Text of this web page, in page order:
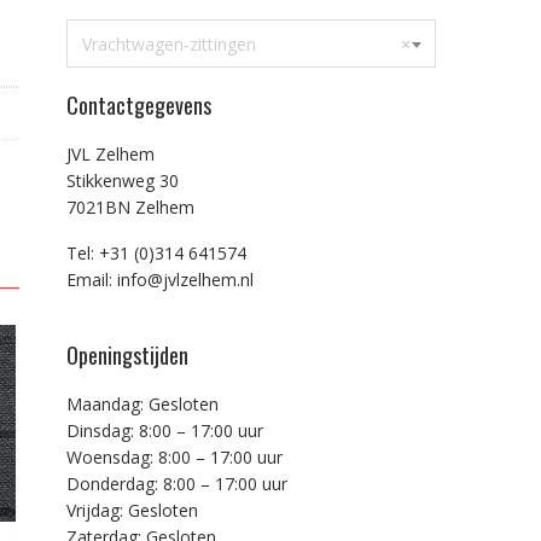
×
Vrachtwagen-zittingen
Contactgegevens
JVL Zelhem
Stikkenweg 30
7021BN Zelhem
Tel: +31 (0)314 641574
Email: info@jvlzelhem.nl
Openingstijden
Maandag: Gesloten
Dinsdag: 8:00 – 17:00 uur
Woensdag: 8:00 – 17:00 uur
Donderdag: 8:00 – 17:00 uur
Vrijdag: Gesloten